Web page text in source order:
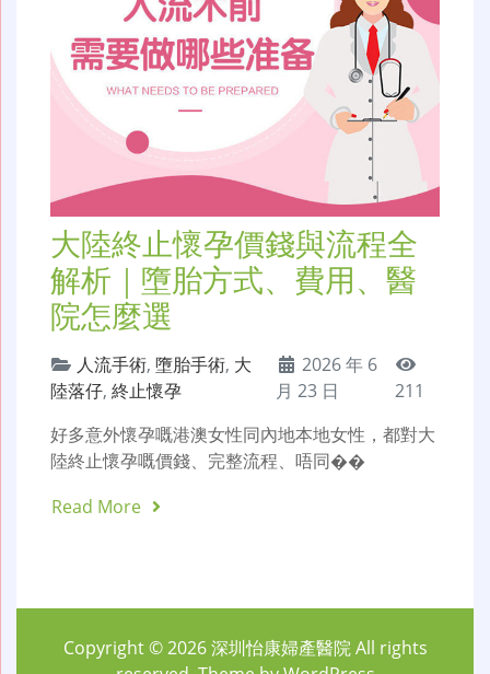
大陸終止懷孕價錢與流程全
解析｜墮胎方式、費用、醫
院怎麼選
人流手術, 墮胎手術, 大
陸落仔, 終止懷孕
2026 年 6
月 23 日
211
好多意外懷孕嘅港澳女性同內地本地女性，都對大
陸終止懷孕嘅價錢、完整流程、唔同��
Read More
Copyright © 2026深圳怡康婦產醫院All rights